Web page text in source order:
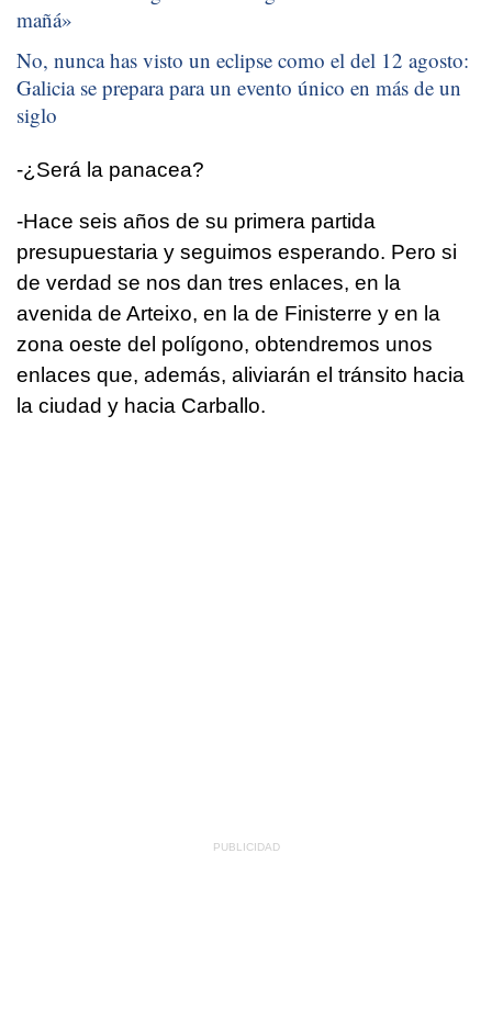
mañá»
No, nunca has visto un eclipse como el del 12 agosto:
Galicia se prepara para un evento único en más de un
siglo
-¿Será la panacea?
-Hace seis años de su primera partida
presupuestaria y seguimos esperando. Pero si
de verdad se nos dan tres enlaces, en la
avenida de Arteixo, en la de Finisterre y en la
zona oeste del polígono, obtendremos unos
enlaces que, además, aliviarán el tránsito hacia
la ciudad y hacia Carballo.